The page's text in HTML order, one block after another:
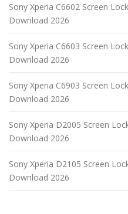
Sony Xperia C6602 Screen
Download 2026
Sony Xperia C6603 Screen
Download 2026
Sony Xperia C6903 Screen
Download 2026
Sony Xperia D2005 Screen
Download 2026
Sony Xperia D2105 Screen
Download 2026